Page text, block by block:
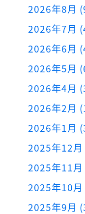
2026年8月
2026年7月
2026年6月
2026年5月
2026年4月
2026年2月
2026年1月
2025年12
2025年11
2025年10
2025年9月